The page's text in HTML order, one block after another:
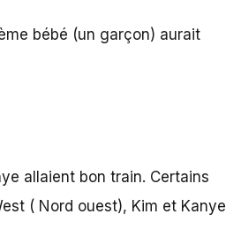
bébé (un garçon) aurait
allaient bon train. Certains
( Nord ouest), Kim et Kanye